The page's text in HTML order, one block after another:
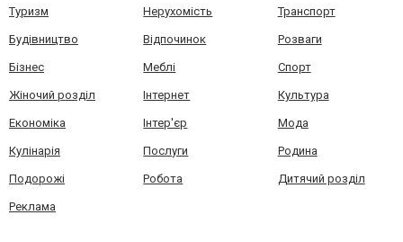
Туризм Нерухомість Транспорт
Будівництво Відпочинок Розваги
Бізнес Меблі Спорт
Жіночий розділ Інтернет Культура
Економіка Інтер'єр Мода
Кулінарія Послуги Родина
Подорожі Робота Дитячий розділ
Реклама